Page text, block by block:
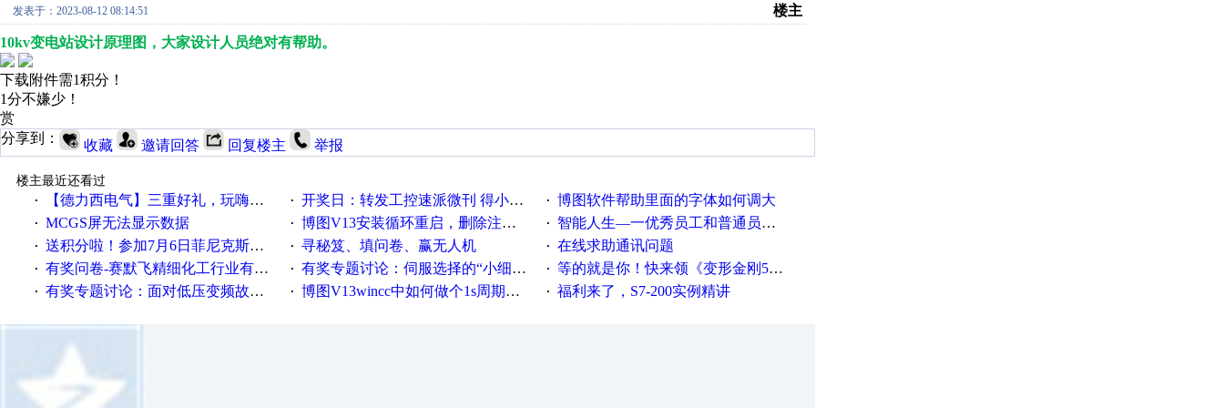
发表于：2023-08-12 08:14:51 楼主
10kv变电站设计原理图，大家设计人员绝对有帮助。
下载附件需1积分！
1分不嫌少！
赏
分享到：
收藏 邀请回答 回复楼主 举报
楼主最近还看过
·
【德力西电气】三重好礼，玩嗨夏日！ · 开奖日：转发工控速派微刊 得小米手环 中奖通知 · 博图软件帮助里面的字体如何调大
· MCGS屏无法显示数据 · 博图V13安装循环重启，删除注册表信息没有用 · 智能人生—一优秀员工和普通员工差别，精辟到位！
· 送积分啦！参加7月6日菲尼克斯在线研讨会即得 · 寻秘笈、填问卷、赢无人机 · 在线求助通讯问题
· 有奖问卷-赛默飞精细化工行业有奖调查来袭！ · 有奖专题讨论：伺服选择的“小细节大学问”奖励公告 · 等的就是你！快来领《变形金刚5》观影券
· 有奖专题讨论：面对低压变频故障，老手是这样解决的！ · 博图V13wincc中如何做个1s周期循环的脚本 · 福利来了，S7-200实例精讲